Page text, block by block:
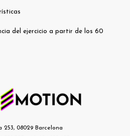
del ejercicio a partir de los 60
253, 08029 Barcelona